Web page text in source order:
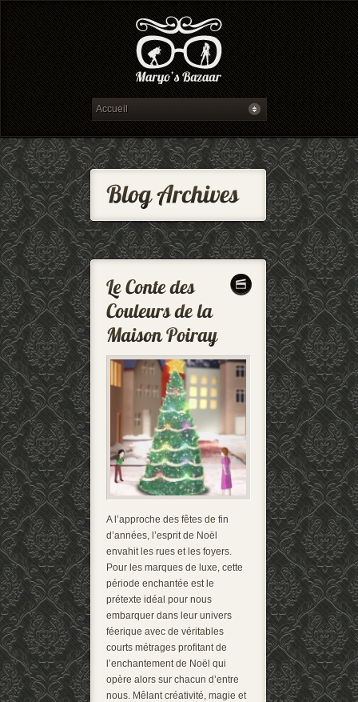
A l’approche des fêtes de fin
d’années, l’esprit de Noël
envahit les rues et les foyers.
Pour les marques de luxe, cette
période enchantée est le
prétexte idéal pour nous
embarquer dans leur univers
féerique avec de véritables
courts métrages profitant de
l’enchantement de Noël qui
opère alors sur chacun d’entre
nous. Mêlant créativité, magie et